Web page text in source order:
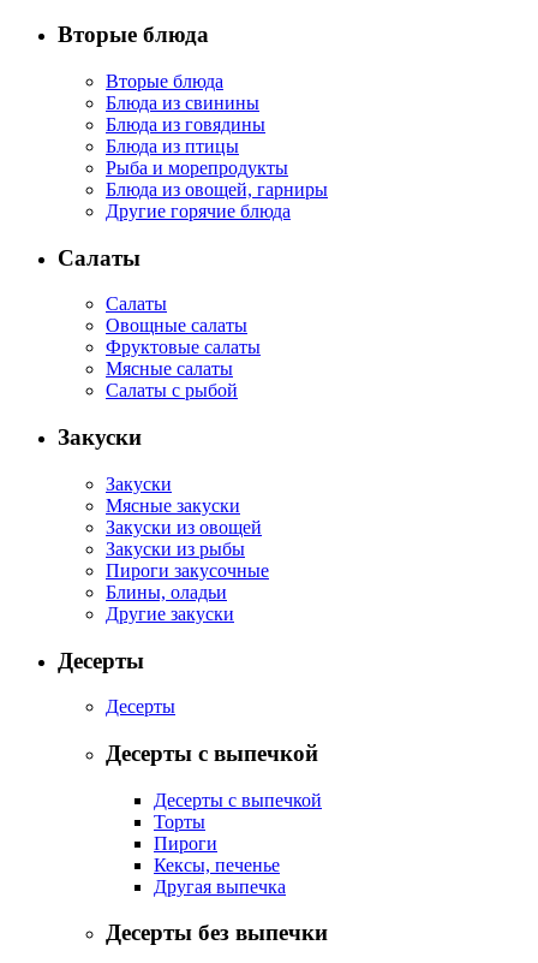
Вторые блюда
Вторые блюда
Блюда из свинины
Блюда из говядины
Блюда из птицы
Рыба и морепродукты
Блюда из овощей, гарниры
Другие горячие блюда
Салаты
Салаты
Овощные салаты
Фруктовые салаты
Мясные салаты
Салаты с рыбой
Закуски
Закуски
Мясные закуски
Закуски из овощей
Закуски из рыбы
Пироги закусочные
Блины, оладьи
Другие закуски
Десерты
Десерты
Десерты с выпечкой
Десерты с выпечкой
Торты
Пироги
Кексы, печенье
Другая выпечка
Десерты без выпечки